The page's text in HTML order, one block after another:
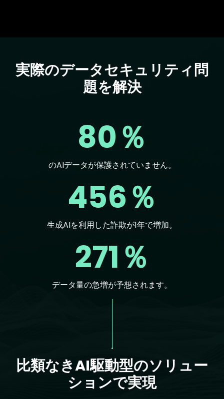
Text
実際のデータセキュリティ問
題を解決
80％
のAIデータが保護されていません。
456％
生成AIを利用した詐欺が1年で増加。
271％
データ量の急増が予想されます。
比類なきAI駆動型のソリュー
ションで実現